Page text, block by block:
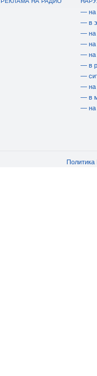
— на
— в
— на
— на
— на
— в
—
— на
— в
— на
Политика